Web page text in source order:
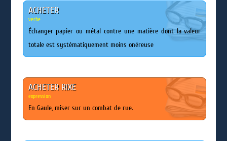
ACHETER
verbe
Échanger papier ou métal contre une matière dont la valeur
totale est systématiquement moins onéreuse
ACHETER RIXE
expression
En Gaule, miser sur un combat de rue.